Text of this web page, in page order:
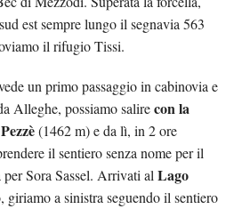
est sempre lungo il segnavia 563
il rifugio Tissi.
un primo passaggio in cabinovia e
Alleghe, possiamo salirecon la
(1462 m) e da lì, in 2 ore
il sentiero senza nome per il
per Sora Sassel. Arrivati al Lago
a sinistra seguendo il sentiero